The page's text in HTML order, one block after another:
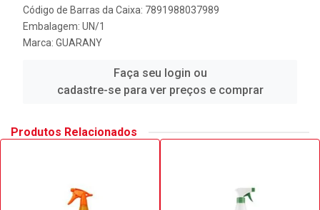
Código de Barras da Caixa: 7891988037989
Embalagem: UN/1
Marca: GUARANY
Faça seu login ou
cadastre-se para ver preços e comprar
Produtos Relacionados